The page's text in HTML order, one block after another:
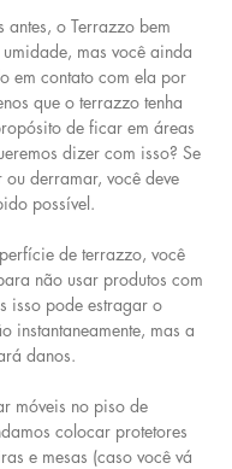
antes, o Terrazzo bem
mas você ainda
em contato com ela por
que o terrazzo tenha
de ficar em áreas
dizer com isso? Se
derramar, você deve
possível.
de terrazzo, você
não usar produtos com
isso pode estragar o
instantaneamente, mas a
danos.
móveis no piso de
colocar protetores
e mesas (caso você vá